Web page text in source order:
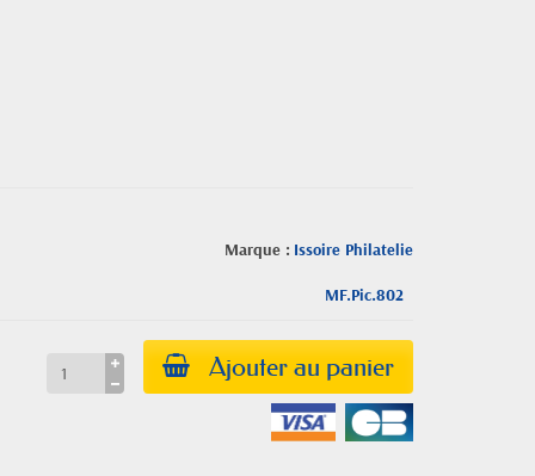
Marque : Issoire Philatelie
MF.Pic.802
Ajouter au panier